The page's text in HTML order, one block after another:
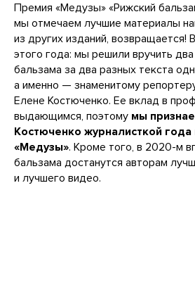
Премия «Медузы» «Рижский
мы отмечаем лучшие материалы
из других изданий, возвращается!
этого года: мы решили вручить
бальзама за два разных текста
а именно — знаменитому
Елене Костюченко. Ее вклад в
выдающимся, поэтому мы
Костюченко журналисткой года
«Медузы». Кроме того, в 2020-м
бальзама достанутся авторам
и лучшего видео.